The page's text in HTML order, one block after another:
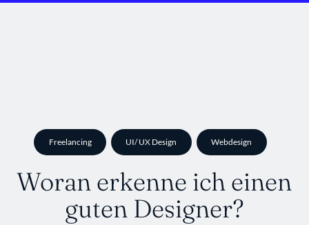
Freelancing UI/ UX Design Webdesign
Woran erkenne ich einen
guten Designer?